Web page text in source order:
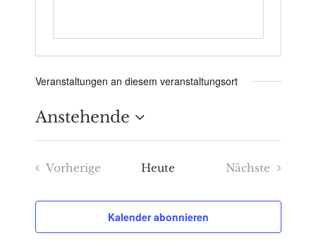
Veranstaltungen an diesem veranstaltungsort
Anstehende
Datum
wählen.
Vorherige
Heute
Nächste
Kalender abonnieren